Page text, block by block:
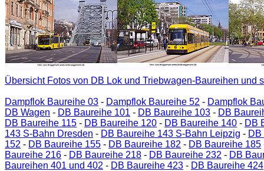
Übersicht Fotos von DB Lok und Triebwagen-Baureihen und
Dampflok Baureihe 03 - Dampflok Baureihe 52 - Dampflok
DB Wagen - DB Baureihe 101 - DB Baureihe 103 - DB
DB Baureihe 115 - DB Baureihe 120 - DB Baureihe 140 - DB
143 S-Bahn Dresden - DB Baureihe 143 S-Bahn Leipzig -
152 - DB Baureihe 155 - DB Baureihe 182 - DB Baureihe 185
Baureihe 216 - DB Baureihe 218 - DB Baureihe 232 - DB
Baureihen 401 und 402 - DB Baureihe 423 - DB Baureihe 424